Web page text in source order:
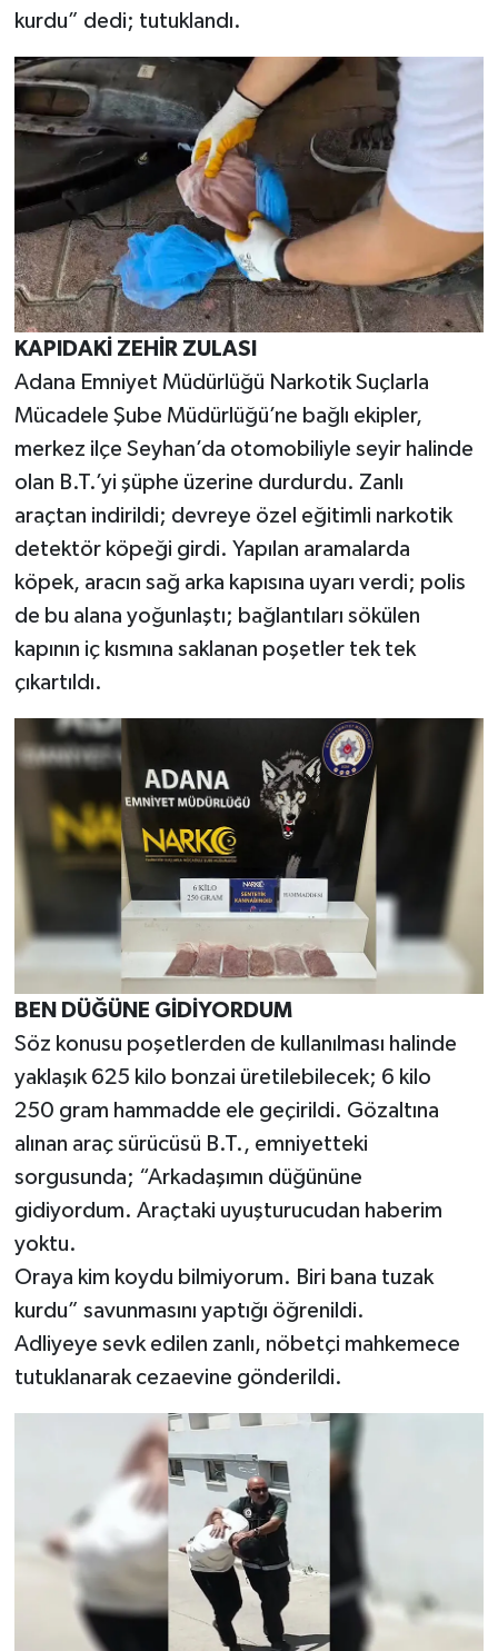
kurdu” dedi; tutuklandı.
KAPIDAKİ ZEHİR ZULASI
Adana Emniyet Müdürlüğü Narkotik Suçlarla
Mücadele Şube Müdürlüğü’ne bağlı ekipler,
merkez ilçe Seyhan’da otomobiliyle seyir halinde
olan B.T.’yi şüphe üzerine durdurdu. Zanlı
araçtan indirildi; devreye özel eğitimli narkotik
detektör köpeği girdi. Yapılan aramalarda
köpek, aracın sağ arka kapısına uyarı verdi; polis
de bu alana yoğunlaştı; bağlantıları sökülen
kapının iç kısmına saklanan poşetler tek tek
çıkartıldı.
BEN DÜĞÜNE GİDİYORDUM
Söz konusu poşetlerden de kullanılması halinde
yaklaşık 625 kilo bonzai üretilebilecek; 6 kilo
250 gram hammadde ele geçirildi. Gözaltına
alınan araç sürücüsü B.T., emniyetteki
sorgusunda; “Arkadaşımın düğününe
gidiyordum. Araçtaki uyuşturucudan haberim
yoktu.
Oraya kim koydu bilmiyorum. Biri bana tuzak
kurdu” savunmasını yaptığı öğrenildi.
Adliyeye sevk edilen zanlı, nöbetçi mahkemece
tutuklanarak cezaevine gönderildi.